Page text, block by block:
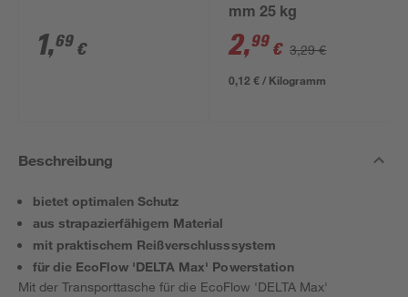
1,69 €
mm 25 kg
2,99 € 3,29 €
0,12 € / Kilogramm
Beschreibung
bietet optimalen Schutz
aus strapazierfähigem Material
mit praktischem Reißverschlusssystem
für die EcoFlow 'DELTA Max' Powerstation
Mit der Transporttasche für die EcoFlow 'DELTA Max'